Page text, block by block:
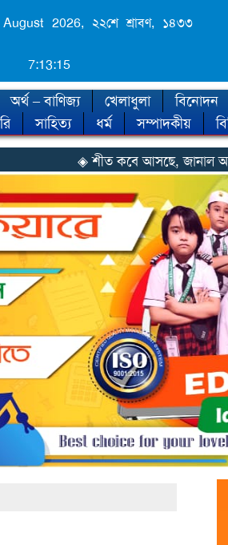
2026, ২২শে শ্রাবণ, ১৪৩৩
7:13:17
অর্থ – বাণিজ্য খেলাধুলা বিনোদন
সাহিত্য ধর্ম সম্পাদকীয়
কবে আসছে, জানাল আবহাওয়া অফিস ◈